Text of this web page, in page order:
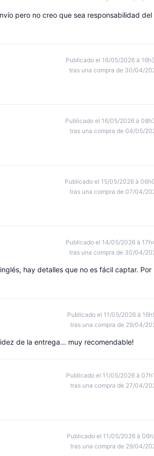
pero no creo que sea responsabilidad del
Publicado el 16/05/2026 à
tras una compra de 30/04/
Publicado el 16/05/2026 à
tras una compra de 04/05/
Publicado el 15/05/2026 à
tras una compra de 07/04/
Publicado el 14/05/2026 à
tras una compra de 30/04/
hay detalles que no es fácil captar. Por
Publicado el 11/05/2026 à
tras una compra de 29/04/
de la entrega... muy recomendable!
Publicado el 11/05/2026 à
tras una compra de 27/04/
Publicado el 11/05/2026 à
tras una compra de 29/04/